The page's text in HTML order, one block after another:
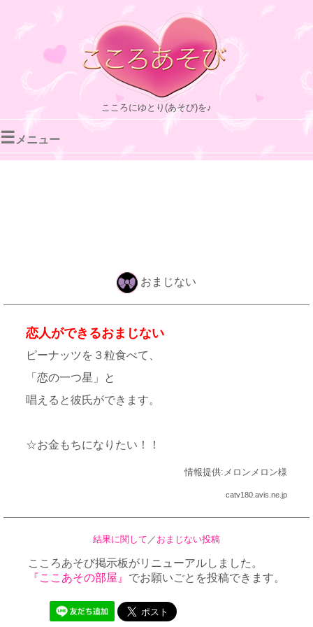
こころにゆとり(あそび)を♪
☰ メニュー
おまじない
恋人ができるおまじない
ピーナッツを３粒食べて、
「恋の一つ星」と
唱えると彼氏ができます。
☆お金もちになりたい！！
情報提供:メロンメロン様
catv180.avis.ne.jp
結果に関して ／ おまじない投稿
こころあそび掲示板がリニューアルしました。
『ここあその部屋』 でお願いごとを投稿できます。